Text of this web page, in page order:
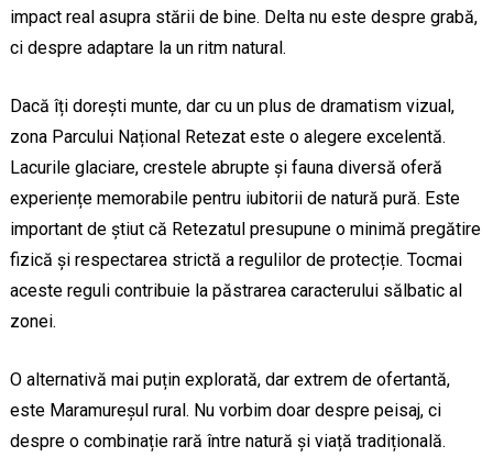
impact real asupra stării de bine. Delta nu este despre grabă,
ci despre adaptare la un ritm natural.
Dacă îți dorești munte, dar cu un plus de dramatism vizual,
zona Parcului Național Retezat este o alegere excelentă.
Lacurile glaciare, crestele abrupte și fauna diversă oferă
experiențe memorabile pentru iubitorii de natură pură. Este
important de știut că Retezatul presupune o minimă pregătire
fizică și respectarea strictă a regulilor de protecție. Tocmai
aceste reguli contribuie la păstrarea caracterului sălbatic al
zonei.
O alternativă mai puțin explorată, dar extrem de ofertantă,
este Maramureșul rural. Nu vorbim doar despre peisaj, ci
despre o combinație rară între natură și viață tradițională.